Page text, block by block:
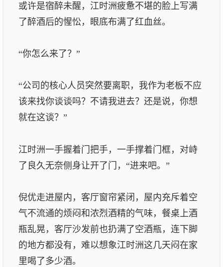
或许是宿醉未醒，江时洲疲惫不堪的脸上写满
了醉酒后的惺忪，眼底布满了红血丝。
“你怎么来了？”
“公司的核心人员突然要离职，我作为老板不应
该来找你谈谈吗？不请我进去？还是说，你想
就在这谈？”
江时洲一手握着门把手，一手撑着门框，对峙
了良久无奈侧身让开了门，“进来吧。”
倪优走进屋内，客厅窗帘紧闭，屋内充斥着空
气不流通的烦闷和浓烈酒精的气味，餐桌上酒
瓶乱晃，客厅沙发前也扔满了空酒瓶，连下脚
的地方都没有，难以想象江时洲这几天闷在家
里喝了多少酒。